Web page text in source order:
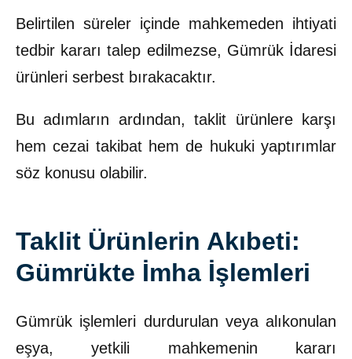
Belirtilen süreler içinde mahkemeden ihtiyati
tedbir kararı talep edilmezse, Gümrük İdaresi
ürünleri serbest bırakacaktır.
Bu adımların ardından, taklit ürünlere karşı
hem cezai takibat hem de hukuki yaptırımlar
söz konusu olabilir.
Taklit Ürünlerin Akıbeti:
Gümrükte İmha İşlemleri
Gümrük işlemleri durdurulan veya alıkonulan
eşya, yetkili mahkemenin kararı